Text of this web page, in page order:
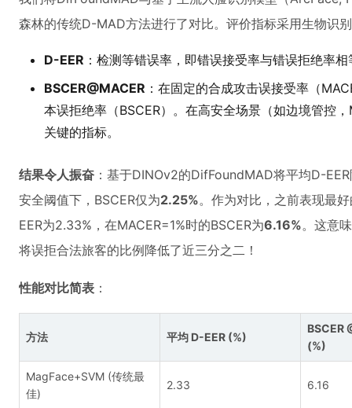
森林的传统D-MAD方法进行了对比。评价指标采用生物识
D-EER ：检测等错误率，即错误接受率与错误拒绝率
BSCER@MACER ：在固定的合成攻击误接受率（
本误拒绝率（BSCER）。在高安全场景（如边境管控
关键的指标。
结果令人振奋 ：基于DINOv2的DifFoundMAD将平均D-
安全阈值下，BSCER仅为2.25%。作为对比，之前表现最
EER为2.33%，在MACER=1%时的BSCER为6.16%。这意
将误拒合法旅客的比例降低了近三分之二！
性能对比简表 ：
方法 平均 D-EER (%)
BSCER
(%)
MagFace+SVM (传统最
佳)
2.33 6.16